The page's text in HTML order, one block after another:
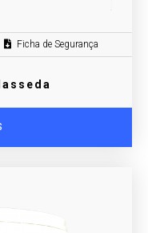
Ficha de Segurança